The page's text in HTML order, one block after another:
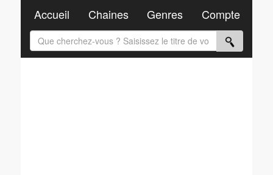
Accueil Chaines Genres Compte